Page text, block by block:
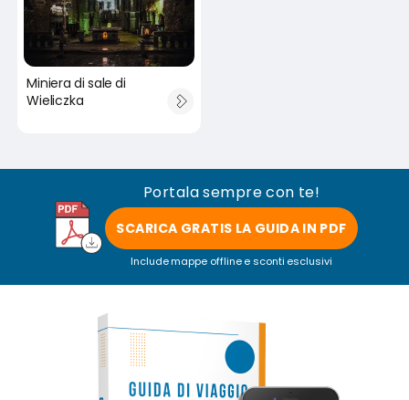
Miniera di sale di
Wieliczka
Portala sempre con te!
SCARICA GRATIS LA GUIDA IN PDF
Include mappe offline e sconti esclusivi